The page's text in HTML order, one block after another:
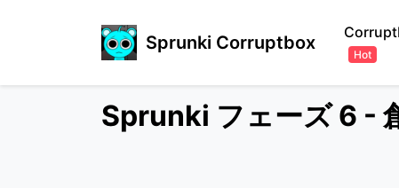
Sprunki Corruptbox
Hot
Sprunki フェーズ 6 -